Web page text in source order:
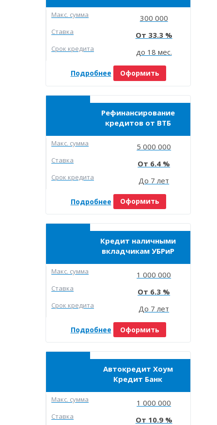
Макc. сумма 300 000
Ставка 33.3
Срок кредита до 18 мес.
Подробнее Оформить
Рефинансирование
кредитов от ВТБ
Макc. сумма 5 000 000
Ставка 6.4
Срок кредита До 7 лет
Подробнее Оформить
Кредит наличными
вкладчикам УБРиР
Макc. сумма 1 000 000
Ставка 6.3
Срок кредита До 7 лет
Подробнее Оформить
Автокредит Хоум
Кредит Банк
Макc. сумма 1 000 000
Ставка 10.9